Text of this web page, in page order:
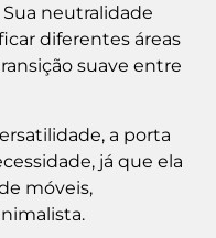
neutralidade
diferentes áreas
suave entre
a porta
já que ela
móveis,